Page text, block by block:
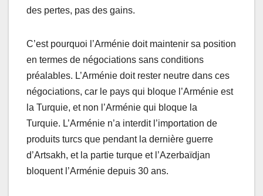
des pertes, pas des gains.
C’est pourquoi l’Arménie doit maintenir sa position
en termes de négociations sans conditions
préalables. L’Arménie doit rester neutre dans ces
négociations, car le pays qui bloque l’Arménie est
la Turquie, et non l’Arménie qui bloque la
Turquie. L’Arménie n’a interdit l’importation de
produits turcs que pendant la dernière guerre
d’Artsakh, et la partie turque et l’Azerbaïdjan
bloquent l’Arménie depuis 30 ans.